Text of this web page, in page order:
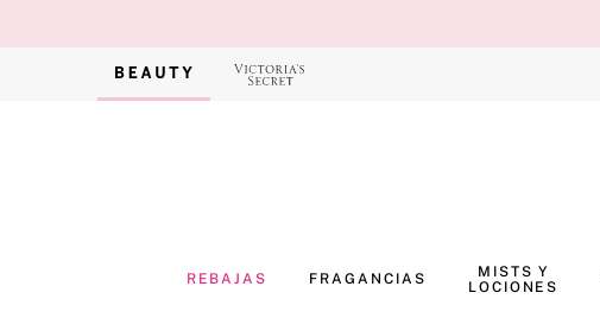
REBAJAS FRAGANCIAS
MISTS Y
LOCIONES